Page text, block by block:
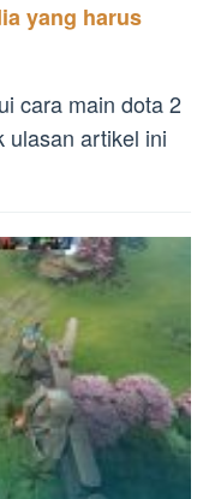
yang harus
cara main dota 2
ulasan artikel ini